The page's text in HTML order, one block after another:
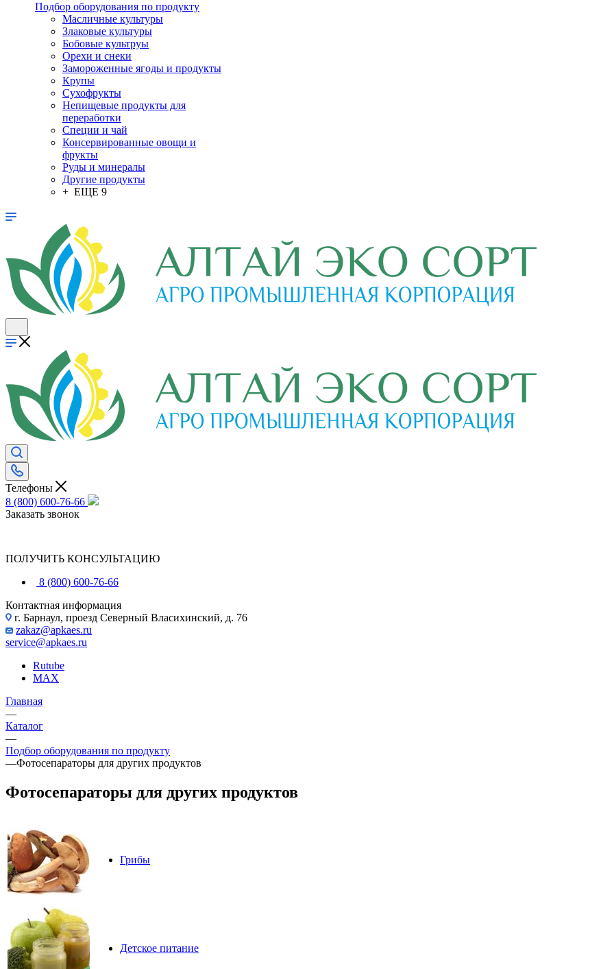
Подбор оборудования по продукту
Масличные культуры
Злаковые культуры
Бобовые культруы
Орехи и снеки
Замороженные ягоды и продукты
Крупы
Сухофрукты
Непищевые продукты для
переработки
Специи и чай
Консервированные овощи и
фрукты
Руды и минералы
Другие продукты
+ ЕЩЕ 9
Телефоны
8 (800) 600-76-66
Заказать звонок
ПОЛУЧИТЬ КОНСУЛЬТАЦИЮ
8 (800) 600-76-66
Контактная информация
г. Барнаул, проезд Северный Власихинский, д. 76
zakaz@apkaes.ru
service@apkaes.ru
Rutube
MAX
Главная
—
Каталог
—
Подбор оборудования по продукту
—Фотосепараторы для других продуктов
Фотосепараторы для других продуктов
Грибы
Детское питание